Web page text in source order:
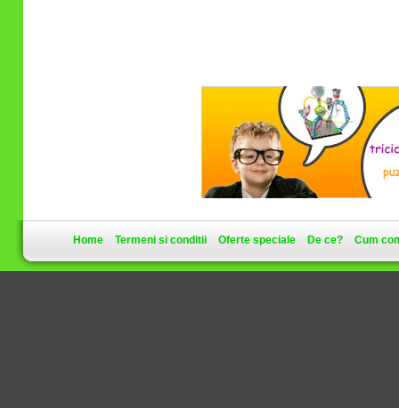
Home Termeni si conditii Oferte speciale De ce? Cum